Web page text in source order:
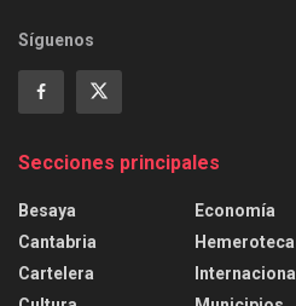
Síguenos
Secciones principales
Besaya
Cantabria
Cartelera
Economía
Hemeroteca
Internacional